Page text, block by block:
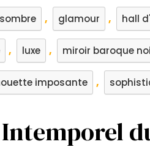
, glamour , hall
, luxe , miroir baroque
imposante ,